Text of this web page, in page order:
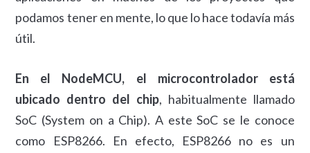
podamos tener en mente, lo que lo hace todavía más
útil.
En el NodeMCU, el microcontrolador está
ubicado dentro del chip, habitualmente llamado
SoC (System on a Chip). A este SoC se le conoce
como ESP8266. En efecto, ESP8266 no es un